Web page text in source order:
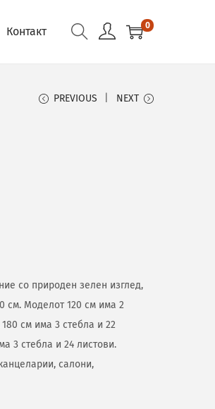
Контакт 0
PREVIOUS NEXT
со природен зелен изглед,
см. Моделот 120 см има 2
см има 3 стебла и 22
3 стебла и 24 листови.
салони,